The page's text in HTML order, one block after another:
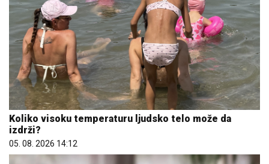
Koliko visoku temperaturu ljudsko telo može da
izdrži?
05. 08. 2026 14:12